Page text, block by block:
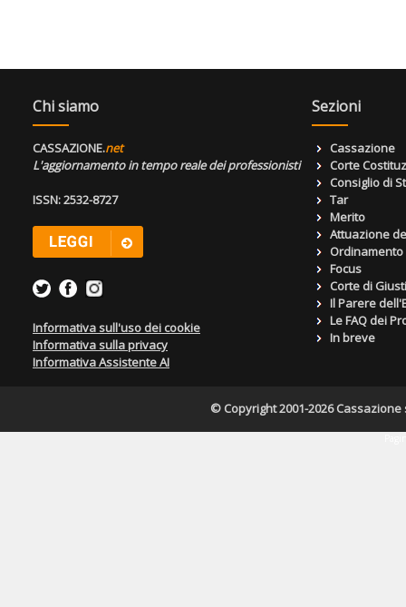
Chi siamo
CASSAZIONE.net
L'aggiornamento in tempo reale dei professionisti
ISSN: 2532-8727
Informativa sull'uso dei cookie
Informativa sulla privacy
Informativa Assistente AI
Sezioni
Cassazione
Corte
Consiglio di
Tar
Merito
Attuazione
Focus
Corte di
Il Parere
Le FAQ dei
In breve
© Copyright 2001-2026 Cassazione